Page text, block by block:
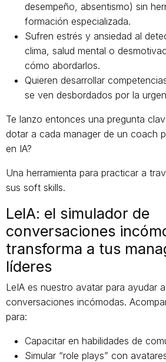
desempeño, absentismo) sin
formación especializada.
Sufren estrés y ansiedad al
clima, salud mental o
cómo abordarlos.
Quieren desarrollar
se ven desbordados por la
Te lanzo entonces una pregunta
dotar a cada manager de un coach
en IA?
Una herramienta para practicar a
sus soft skills.
LeIA: el simulador de
conversaciones
transforma a tus
líderes
LeIA es nuestro avatar para ayudar
conversaciones incómodas.
para:
Capacitar en habilidades de
Simular “role plays” con